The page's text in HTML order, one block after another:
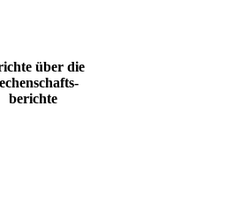
über die
berichte